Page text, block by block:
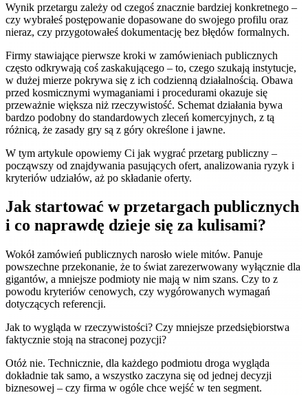
Wynik przetargu zależy od czegoś znacznie bardziej konkretnego –
czy wybrałeś postępowanie dopasowane do swojego profilu oraz
nieraz, czy przygotowałeś dokumentację bez błędów formalnych.
Firmy stawiające pierwsze kroki w zamówieniach publicznych
często odkrywają coś zaskakującego – to, czego szukają instytucje,
w dużej mierze pokrywa się z ich codzienną działalnością. Obawa
przed kosmicznymi wymaganiami i procedurami okazuje się
przeważnie większa niż rzeczywistość. Schemat działania bywa
bardzo podobny do standardowych zleceń komercyjnych, z tą
różnicą, że zasady gry są z góry określone i jawne.
W tym artykule opowiemy Ci jak wygrać przetarg publiczny –
począwszy od znajdywania pasujących ofert, analizowania ryzyk i
kryteriów udziałów, aż po składanie oferty.
Jak startować w przetargach publicznych
i co naprawdę dzieje się za kulisami?
Wokół zamówień publicznych narosło wiele mitów. Panuje
powszechne przekonanie, że to świat zarezerwowany wyłącznie dla
gigantów, a mniejsze podmioty nie mają w nim szans. Czy to z
powodu kryteriów cenowych, czy wygórowanych wymagań
dotyczących referencji.
Jak to wygląda w rzeczywistości? Czy mniejsze przedsiębiorstwa
faktycznie stoją na straconej pozycji?
Otóż nie. Technicznie, dla każdego podmiotu droga wygląda
dokładnie tak samo, a wszystko zaczyna się od jednej decyzji
biznesowej – czy firma w ogóle chce wejść w ten segment.